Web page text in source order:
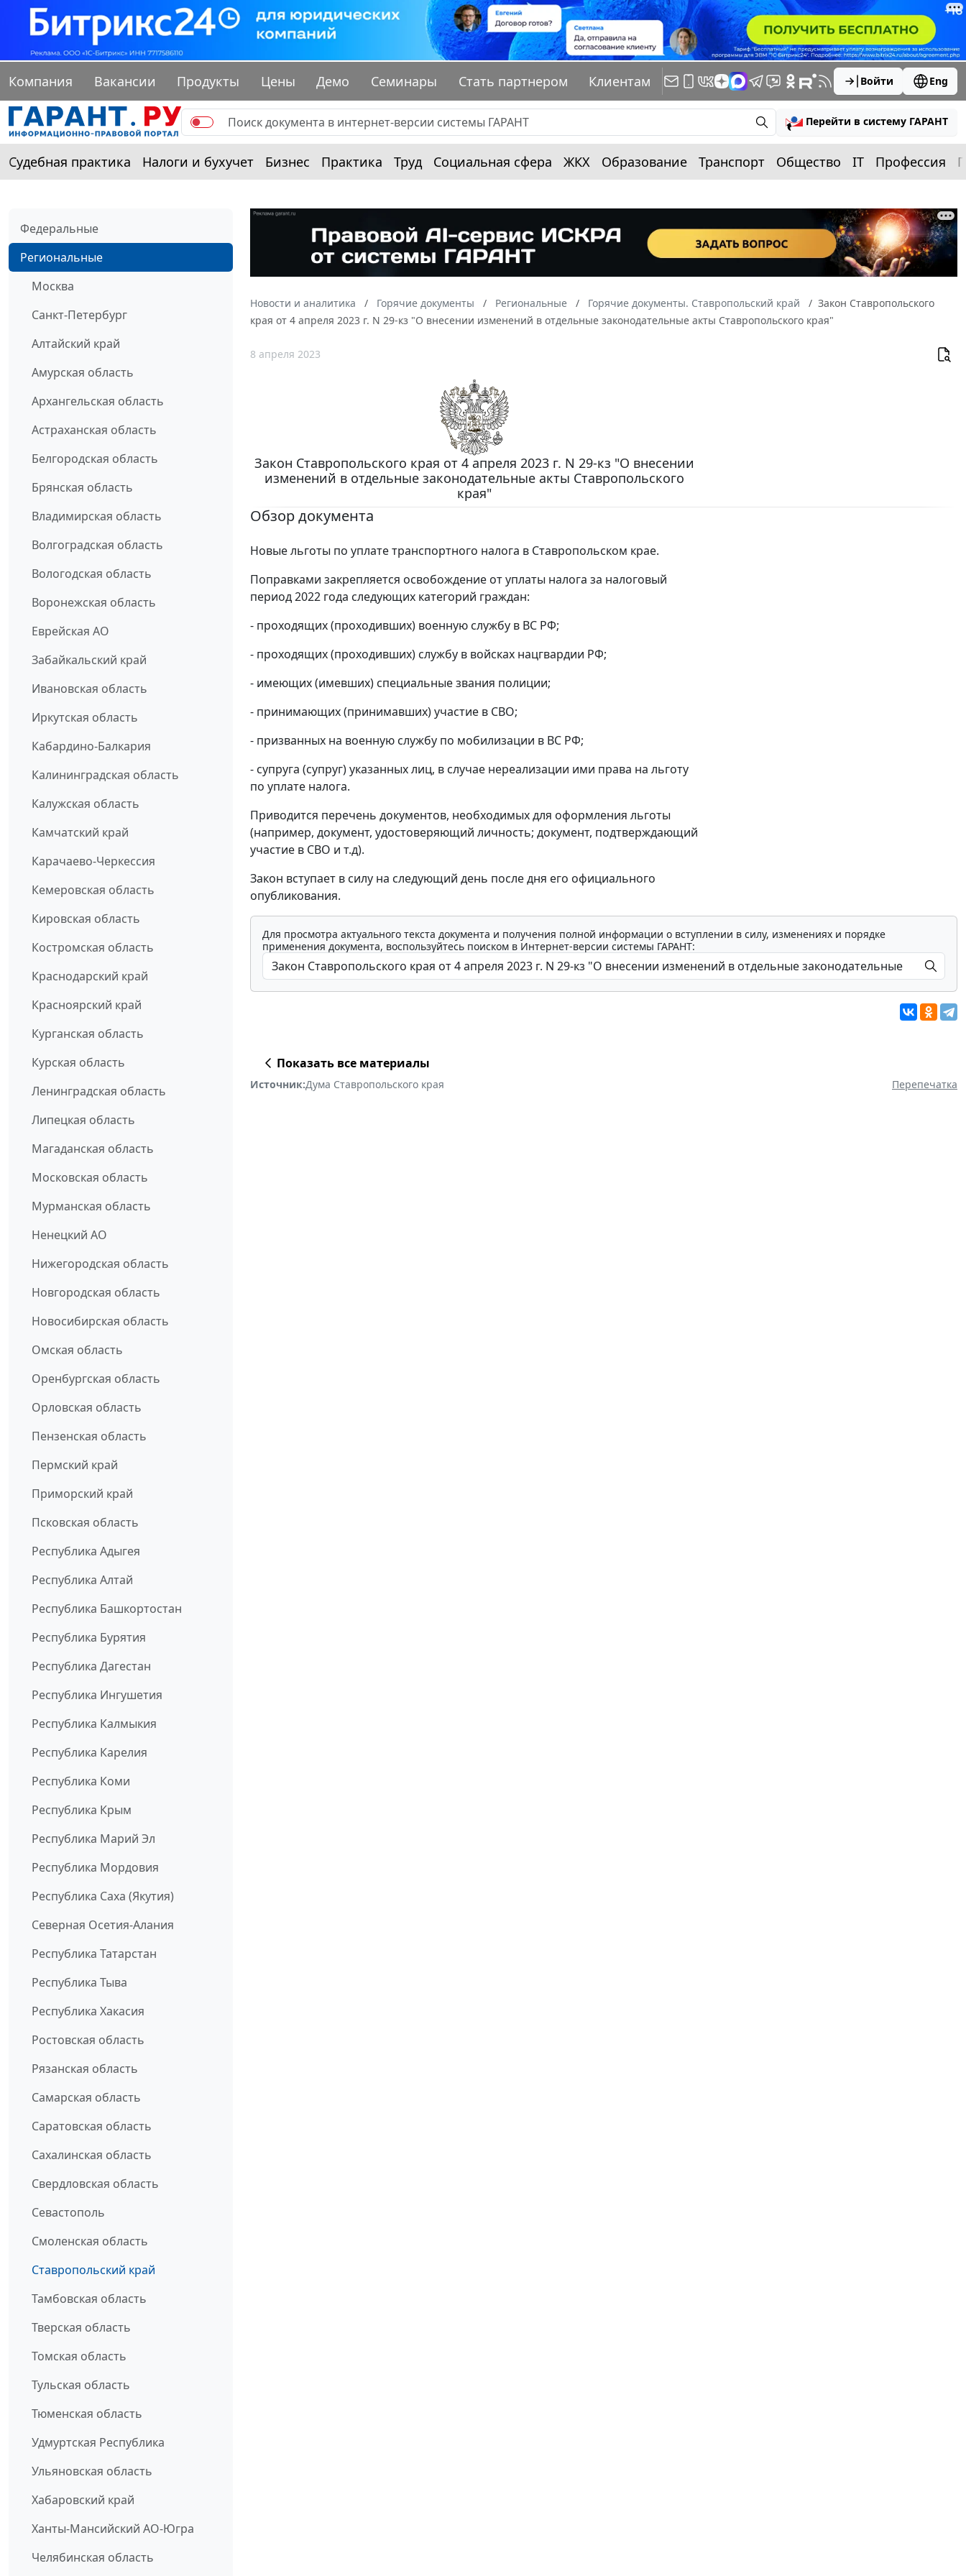
Компания Вакансии Продукты Цены Демо Семинары Стать партнером Клиентам Войти Eng
Перейти в систему ГАРАНТ
Судебная практика Налоги и бухучет Бизнес Практика Труд Социальная сфера ЖКХ Образование Транспорт Общество IT Профессия
Федеральные
Региональные
Москва
Санкт-Петербург
Алтайский край
Амурская область
Архангельская область
Астраханская область
Белгородская область
Брянская область
Владимирская область
Волгоградская область
Вологодская область
Воронежская область
Еврейская АО
Забайкальский край
Ивановская область
Иркутская область
Кабардино-Балкария
Калининградская область
Калужская область
Камчатский край
Карачаево-Черкессия
Кемеровская область
Кировская область
Костромская область
Краснодарский край
Красноярский край
Курганская область
Курская область
Ленинградская область
Липецкая область
Магаданская область
Московская область
Мурманская область
Ненецкий АО
Нижегородская область
Новгородская область
Новосибирская область
Омская область
Оренбургская область
Орловская область
Пензенская область
Пермский край
Приморский край
Псковская область
Республика Адыгея
Республика Алтай
Республика Башкортостан
Республика Бурятия
Республика Дагестан
Республика Ингушетия
Республика Калмыкия
Республика Карелия
Республика Коми
Республика Крым
Республика Марий Эл
Республика Мордовия
Республика Саха (Якутия)
Северная Осетия-Алания
Республика Татарстан
Республика Тыва
Республика Хакасия
Ростовская область
Рязанская область
Самарская область
Саратовская область
Сахалинская область
Свердловская область
Севастополь
Смоленская область
Ставропольский край
Тамбовская область
Тверская область
Томская область
Тульская область
Тюменская область
Удмуртская Республика
Ульяновская область
Хабаровский край
Ханты-Мансийский АО-Югра
Челябинская область
Новости и аналитика Горячие документы Региональные Горячие документы. Ставропольский край
Закон Ставропольского
края от 4 апреля 2023 г. N 29-кз "О внесении изменений в отдельные законодательные акты Ставропольского края"
8 апреля 2023
Закон Ставропольского края от 4 апреля 2023 г. N 29-кз "О внесении
изменений в отдельные законодательные акты Ставропольского
края"
Обзор документа
Новые льготы по уплате транспортного налога в Ставропольском крае.
Поправками закрепляется освобождение от уплаты налога за налоговый
период 2022 года следующих категорий граждан:
- проходящих (проходивших) военную службу в ВС РФ;
- проходящих (проходивших) службу в войсках нацгвардии РФ;
- имеющих (имевших) специальные звания полиции;
- принимающих (принимавших) участие в СВО;
- призванных на военную службу по мобилизации в ВС РФ;
- супруга (супруг) указанных лиц, в случае нереализации ими права на льготу
по уплате налога.
Приводится перечень документов, необходимых для оформления льготы
(например, документ, удостоверяющий личность; документ, подтверждающий
участие в СВО и т.д).
Закон вступает в силу на следующий день после дня его официального
опубликования.
Для просмотра актуального текста документа и получения полной информации о вступлении в силу, изменениях и порядке
применения документа, воспользуйтесь поиском в Интернет-версии системы ГАРАНТ:
Показать все материалы
Источник:Дума Ставропольского края Перепечатка